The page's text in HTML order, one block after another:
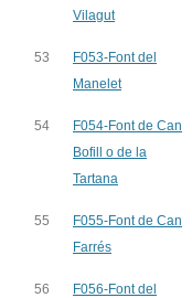
Vilagut
53
F053-Font del
Manelet
54
F054-Font de Can
Bofill o de la
Tartana
55
F055-Font de Can
Farrés
56
F056-Font del